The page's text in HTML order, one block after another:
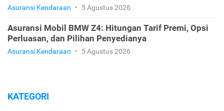
Asuransi Kendaraan • 5 Agustus 2026
Asuransi Mobil BMW Z4: Hitungan Tarif Premi, Opsi
Perluasan, dan Pilihan Penyedianya
Asuransi Kendaraan • 5 Agustus 2026
KATEGORI